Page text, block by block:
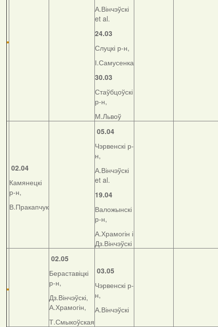
А.Вінчэўскі
et al.
24.03
Слуцкі р-н,
І.Самусенка
30.03
Стаўбцоўскі
р-н,
М.Львоў
02.04
Камянецкі
р-н,
В.Пракапчук
05.04
Чэрвенскі р-
н,
А.Вінчэўскі
et al.
19.04
Валожынскі
р-н,
А.Храмогін і
Дз.Вінчэўскі
02.05
Бераставіцкі
р-н,
Дз.Вінчэўскі,
А.Храмогін,
Т.Смыкоўская
03.05
Чэрвенскі р-
н,
А.Вінчэўскі